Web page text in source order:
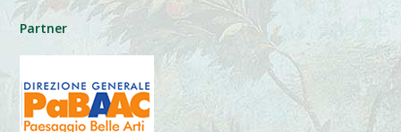
Partner